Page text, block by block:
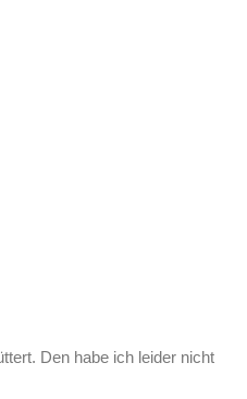
Den habe ich leider nicht